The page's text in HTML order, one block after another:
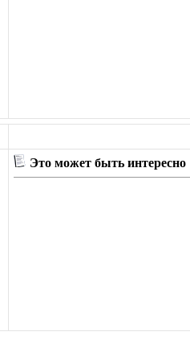
Это может быть интересно